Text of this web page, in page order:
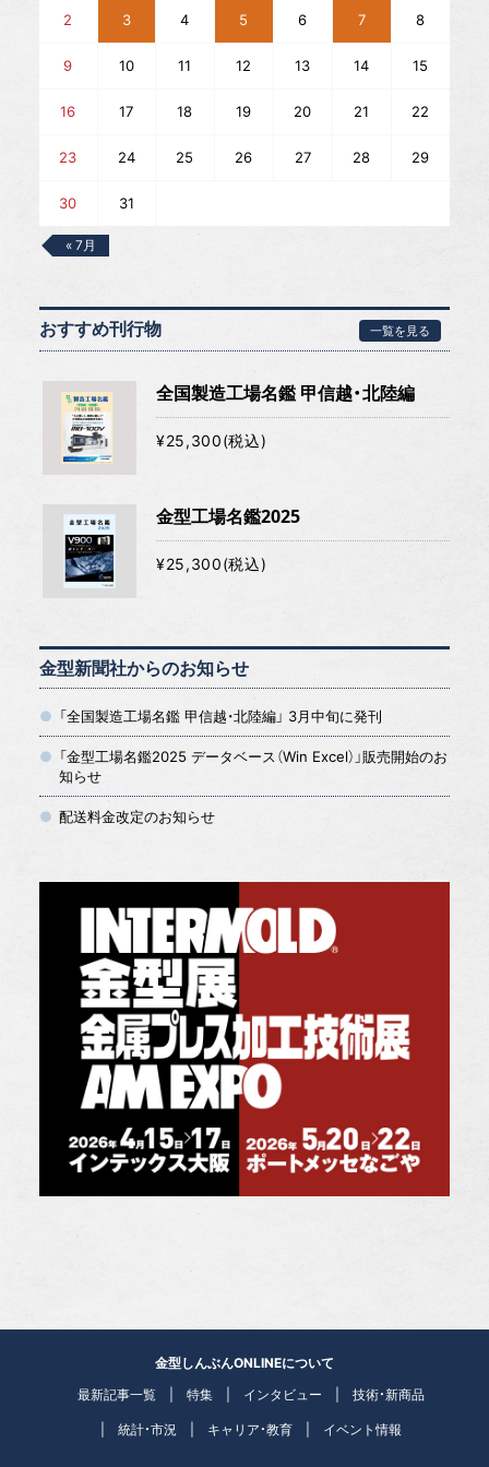
2 3 4 5 6 7 8
9 10 11 12 13 14 15
16 17 18 19 20 21 22
23 24 25 26 27 28 29
30 31
« 7月
おすすめ刊行物 一覧を見る
全国製造工場名鑑 甲信越・北陸編
¥25,300(税込)
金型工場名鑑2025
¥25,300(税込)
金型新聞社からのお知らせ
「全国製造工場名鑑 甲信越・北陸編」 3月中旬に発刊
「金型工場名鑑2025 データベース（Win Excel）」販売開始のお
知らせ
配送料金改定のお知らせ
金型しんぶんONLINEについて
最新記事一覧
特集 インタビュー 技術・新商品
統計・市況 キャリア・教育 イベント情報